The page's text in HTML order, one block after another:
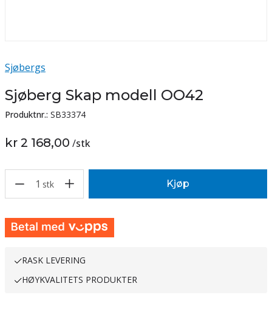
Sjøbergs
Sjøberg Skap modell OO42
Produktnr.: SB33374
kr 2 168,00 /stk
1 stk Kjøp
RASK LEVERING
HØYKVALITETS PRODUKTER